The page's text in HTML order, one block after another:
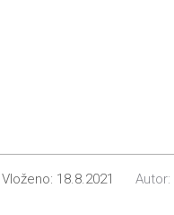
Vloženo: 18.8.2021 Autor: